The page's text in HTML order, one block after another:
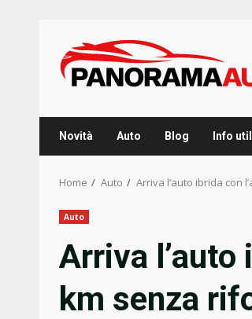
content
Novità Auto Blog Info
Home Auto Arriva l’auto ibrida con
Auto
Arriva l’auto
km senza